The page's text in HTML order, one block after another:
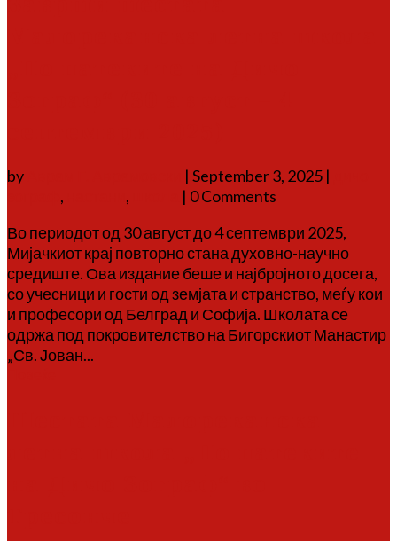
by | September 3, 2025 |
, ,
| 0 Comments
Во периодот од 30 август до 4 септември 2025,
Мијачкиот крај повторно стана духовно-научно
средиште. Ова издание беше и најбројното досега,
со учесници и гости од земјата и странство, меѓу кои
и професори од Белград и Софија. Школата се
одржа под покровителство на Бигорскиот Манастир
„Св. Јован...